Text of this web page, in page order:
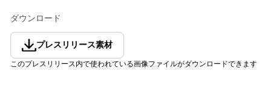
ダウンロード
プレスリリース素材
このプレスリリース内で使われている画像ファイルがダウンロードできます